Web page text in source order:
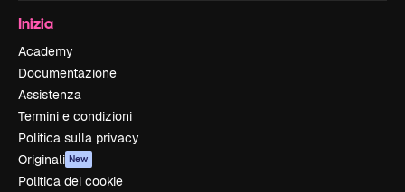
Inizia
Academy
Documentazione
Assistenza
Termini e condizioni
Politica sulla privacy
Originali New
Politica dei cookie